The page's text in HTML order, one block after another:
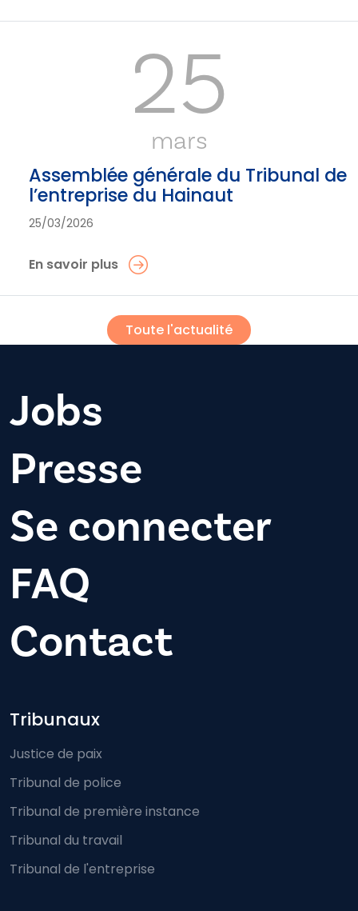
25
mars
Assemblée générale du Tribunal de
l’entreprise du Hainaut
25/03/2026
En savoir plus
Toute l'actualité
Jobs
Presse
Se connecter
FAQ
Contact
Footer-menu
Tribunaux
Justice de paix
Tribunal de police
Tribunal de première instance
Tribunal du travail
Tribunal de l'entreprise